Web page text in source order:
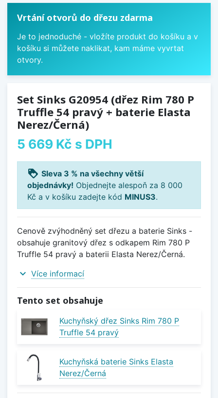
Vrtání otvorů do dřezu zdarma
Je to jednoduché - vložíte produkt do košíku a v
košíku si můžete naklikat, kam máme vyvrtat
otvory.
Set Sinks G20954 (dřez Rim 780 P
Truffle 54 pravý + baterie Elasta
Nerez/Černá)
5 669 Kč s DPH
loyalty Sleva 3 % na všechny větší
objednávky! Objednejte alespoň za 8 000
Kč a v košíku zadejte kód MINUS3.
Cenově zvýhodněný set dřezu a baterie Sinks -
obsahuje granitový dřez s odkapem Rim 780 P
Truffle 54 pravý a baterii Elasta Nerez/Černá.
expand_more Více informací
Tento set obsahuje
Kuchyňský dřez Sinks Rim 780 P
Truffle 54 pravý
Kuchyňská baterie Sinks Elasta
Nerez/Černá